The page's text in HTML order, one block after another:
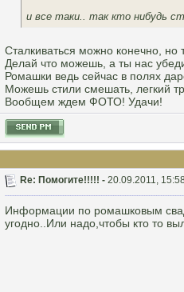
и все таки.. так кто нибудь
Сталкиваться можно конечно, но
Делай что можешь, а ты нас
Ромашки ведь сейчас в полях
Можешь стили смешать, легкий
Вообщем ждем ФОТО! Удачи!
Re: Помогите!!!!! - 20.09.2011,
Информации по ромашковым
угодно..Или надо,чтобы кто то